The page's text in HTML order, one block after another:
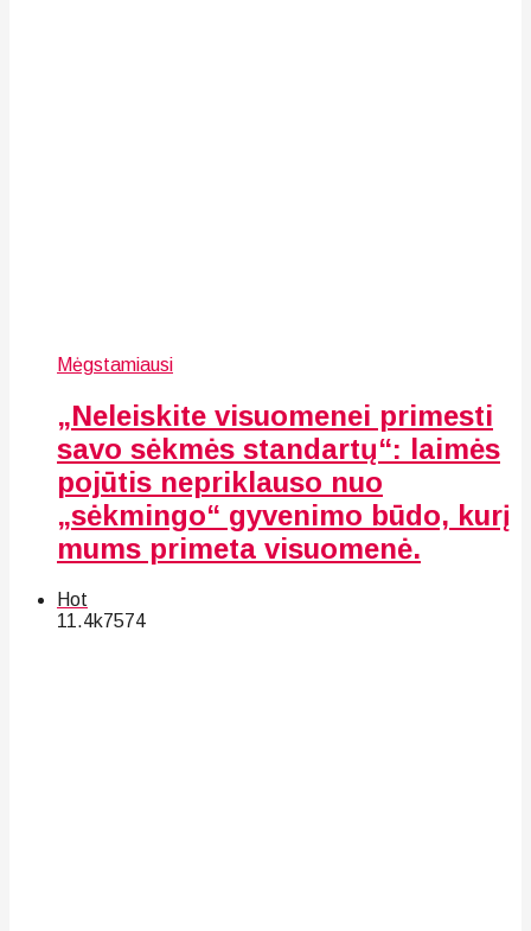
Mėgstamiausi
„Neleiskite visuomenei primesti
savo sėkmės standartų“: laimės
pojūtis nepriklauso nuo
„sėkmingo“ gyvenimo būdo, kurį
mums primeta visuomenė.
Hot
11.4k7574